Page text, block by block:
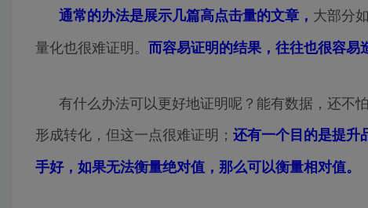
通常的办法是展示几篇高点击量的文章， 大部分
量化也很难证明。 而容易证明的结果，往往也很容易
有什么办法可以更好地证明呢？能有数据，还不
形成转化，但这一点很难证明； 还有一个目的是提升
手好，如果无法衡量绝对值，那么可以衡量相对值。